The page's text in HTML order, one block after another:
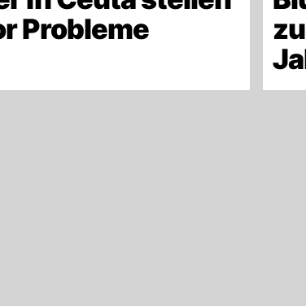
Probleme